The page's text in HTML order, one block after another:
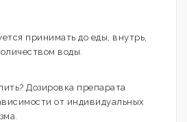
принимать до еды, внутрь,
воды.
Дозировка препарата
от индивидуальных